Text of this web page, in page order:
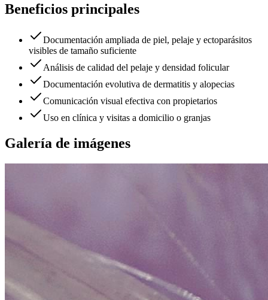
Beneficios principales
Documentación ampliada de piel, pelaje y ectoparásitos
visibles de tamaño suficiente
Análisis de calidad del pelaje y densidad folicular
Documentación evolutiva de dermatitis y alopecias
Comunicación visual efectiva con propietarios
Uso en clínica y visitas a domicilio o granjas
Galería de imágenes